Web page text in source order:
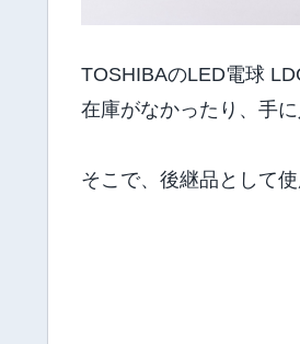
TOSHIBAのLED電球
在庫がなかったり、手
そこで、後継品として